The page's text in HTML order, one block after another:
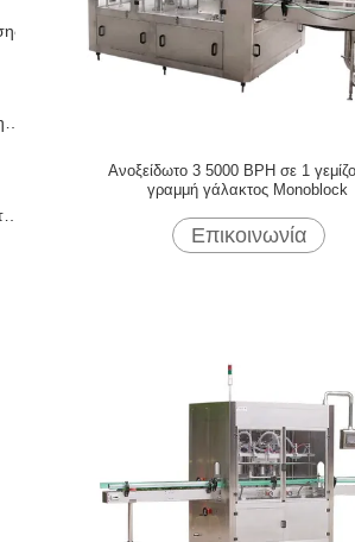
μπουκαλιών
UHT
Ανοξείδωτο 3 5000 BPH σε 1
γραμμή γάλακτος Monoblock
Επικοινωνία